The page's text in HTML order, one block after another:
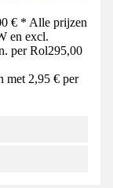
€ * Alle prijzen
en excl.
per Rol295,00
met 2,95 € per